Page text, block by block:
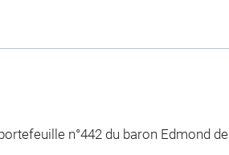
n°442 du baron Edmond de